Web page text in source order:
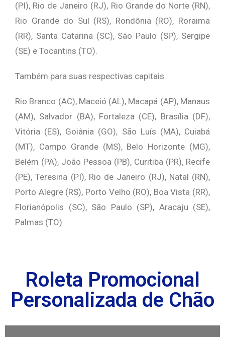
(PI), Rio de Janeiro (RJ), Rio Grande do Norte (RN),
Rio Grande do Sul (RS), Rondônia (RO), Roraima
(RR), Santa Catarina (SC), São Paulo (SP), Sergipe
(SE) e Tocantins (TO).
Também para suas respectivas capitais.
Rio Branco (AC), Maceió (AL), Macapá (AP), Manaus
(AM), Salvador (BA), Fortaleza (CE), Brasília (DF),
Vitória (ES), Goiânia (GO), São Luís (MA), Cuiabá
(MT), Campo Grande (MS), Belo Horizonte (MG),
Belém (PA), João Pessoa (PB), Curitiba (PR), Recife
(PE), Teresina (PI), Rio de Janeiro (RJ), Natal (RN),
Porto Alegre (RS), Porto Velho (RO), Boa Vista (RR),
Florianópolis (SC), São Paulo (SP), Aracaju (SE),
Palmas (TO)
Roleta Promocional
Personalizada de Chão